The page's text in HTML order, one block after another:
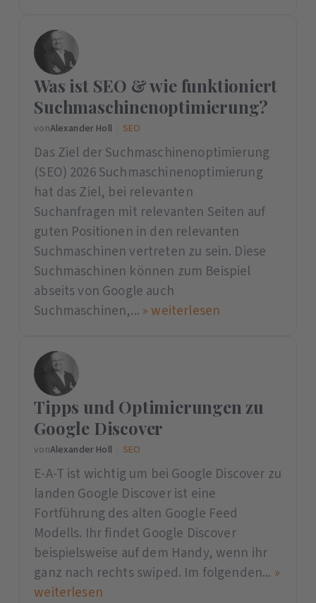
Was ist SEO & wie funktioniert
Suchmaschinenoptimierung?
vonAlexander Holl SEO
Das Ziel der Suchmaschinenoptimierung
(SEO) 2026 Suchmaschinenoptimierung
hat das Ziel, bei relevanten
Suchanfragen mit relevanten Seiten auf
guten Positionen in den relevanten
Suchmaschinen vertreten zu sein. Diese
Suchmaschinen können zum Beispiel
abseits von Google auch
Suchmaschinen,... » weiterlesen
Tipps und Optimierungen zu
Google Discover
vonAlexander Holl SEO
E-A-T ist wichtig um bei Google Discover zu
landen Google Discover ist eine
Fortführung des alten Google Feed
Modells. Ihr findet Google Discover
beispielsweise auf dem Handy, wenn ihr
ganz nach rechts swiped. Im folgenden... »
weiterlesen